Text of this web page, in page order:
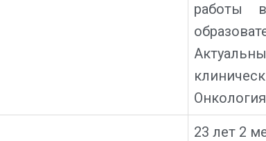
работы
23 лет 2